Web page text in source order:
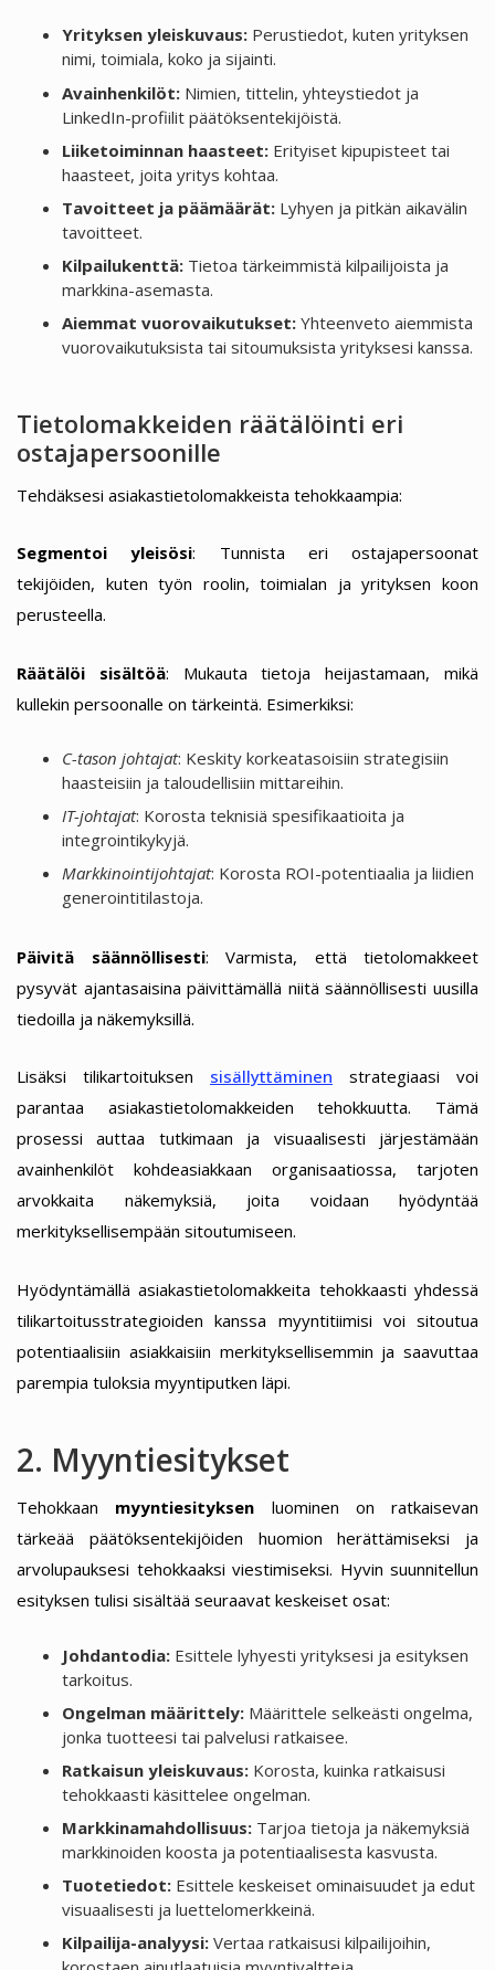
Yrityksen yleiskuvaus:Perustiedot, kuten yrityksen
nimi, toimiala, koko ja sijainti.
Avainhenkilöt:Nimien, tittelin, yhteystiedot ja
LinkedIn-profiilit päätöksentekijöistä.
Liiketoiminnan haasteet:Erityiset kipupisteet tai
haasteet, joita yritys kohtaa.
Tavoitteet ja päämäärät:Lyhyen ja pitkän aikavälin
tavoitteet.
Kilpailukenttä:Tietoa tärkeimmistä kilpailijoista ja
markkina-asemasta.
Aiemmat vuorovaikutukset:Yhteenveto aiemmista
vuorovaikutuksista tai sitoumuksista yrityksesi kanssa.
Tietolomakkeiden räätälöinti eri
ostajapersoonille
Tehdäksesi asiakastietolomakkeista tehokkaampia:
Segmentoi yleisösi: Tunnista eri ostajapersoonat
tekijöiden, kuten työn roolin, toimialan ja yrityksen koon
perusteella.
Räätälöi sisältöä: Mukauta tietoja heijastamaan, mikä
kullekin persoonalle on tärkeintä. Esimerkiksi:
C-tason johtajat: Keskity korkeatasoisiin strategisiin
haasteisiin ja taloudellisiin mittareihin.
IT-johtajat: Korosta teknisiä spesifikaatioita ja
integrointikykyjä.
Markkinointijohtajat: Korosta ROI-potentiaalia ja liidien
generointitilastoja.
Päivitä säännöllisesti: Varmista, että tietolomakkeet
pysyvät ajantasaisina päivittämällä niitä säännöllisesti uusilla
tiedoilla ja näkemyksillä.
Lisäksi tilikartoituksen sisällyttäminen strategiaasi voi
parantaa asiakastietolomakkeiden tehokkuutta. Tämä
prosessi auttaa tutkimaan ja visuaalisesti järjestämään
avainhenkilöt kohdeasiakkaan organisaatiossa, tarjoten
arvokkaita näkemyksiä, joita voidaan hyödyntää
merkityksellisempään sitoutumiseen.
Hyödyntämällä asiakastietolomakkeita tehokkaasti yhdessä
tilikartoitusstrategioiden kanssa myyntitiimisi voi sitoutua
potentiaalisiin asiakkaisiin merkityksellisemmin ja saavuttaa
parempia tuloksia myyntiputken läpi.
2. Myyntiesitykset
Tehokkaan myyntiesityksen luominen on ratkaisevan
tärkeää päätöksentekijöiden huomion herättämiseksi ja
arvolupauksesi tehokkaaksi viestimiseksi. Hyvin suunnitellun
esityksen tulisi sisältää seuraavat keskeiset osat:
Johdantodia:Esittele lyhyesti yrityksesi ja esityksen
tarkoitus.
Ongelman määrittely:Määrittele selkeästi ongelma,
jonka tuotteesi tai palvelusi ratkaisee.
Ratkaisun yleiskuvaus:Korosta, kuinka ratkaisusi
tehokkaasti käsittelee ongelman.
Markkinamahdollisuus:Tarjoa tietoja ja näkemyksiä
markkinoiden koosta ja potentiaalisesta kasvusta.
Tuotetiedot:Esittele keskeiset ominaisuudet ja edut
visuaalisesti ja luettelomerkkeinä.
Kilpailija-analyysi:Vertaa ratkaisusi kilpailijoihin,